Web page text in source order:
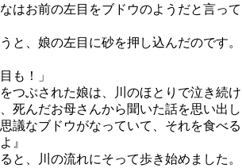
はお前の左目をブドウのようだと言っ
と、娘の左目に砂を押し込んだのです。
も！」
つぶされた娘は、川のほとりで泣き続け
死んだお母さんから聞いた話を思い出し
議なブドウがなっていて、それを食べ
』
と、川の流れにそって歩き始めました。